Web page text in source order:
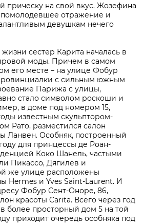
прическу на свой вкус. Жозефина
помолодевшее отражение и
девушкам нечего
сестер Карита началась в
моды. Причем в самом
его месте – на улице Фобур
с сильным южным
Парижа с улицы,
стало символом роскоши и
в доме под номером 15,
известным скульптором-
Рато, разместился салон
Ланвен. Особняк, построенный
для принцессы де Роан-
Коко Шанель, частыми
Пикассо, Дягилев и
же улице расположены
Hermes и Yves Saint-Laurent. И
Фобур Сент-Оноре, 86,
красоты Carita. Всего через год
более просторный дом 5 на той
приходит очередь особняка под